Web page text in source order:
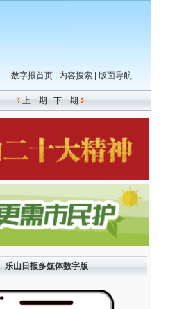
数字报首页 内容搜索 版面导航
上一期 下一期
乐山日报多媒体数字版